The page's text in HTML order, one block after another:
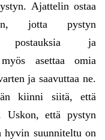
Ajattelin ostaa
jotta pystyn
postauksia ja
asettaa omia
ja saavuttaa ne.
kiinni siitä, että
Uskon, että pystyn
hyvin suunniteltu on